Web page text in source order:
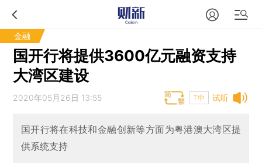
金融
国开行将提供3600亿元融资支持
大湾区建设
试听
2020年05月26日 13:55 T中
国开行将在科技和金融创新等方面为粤港澳大湾区提
供系统支持